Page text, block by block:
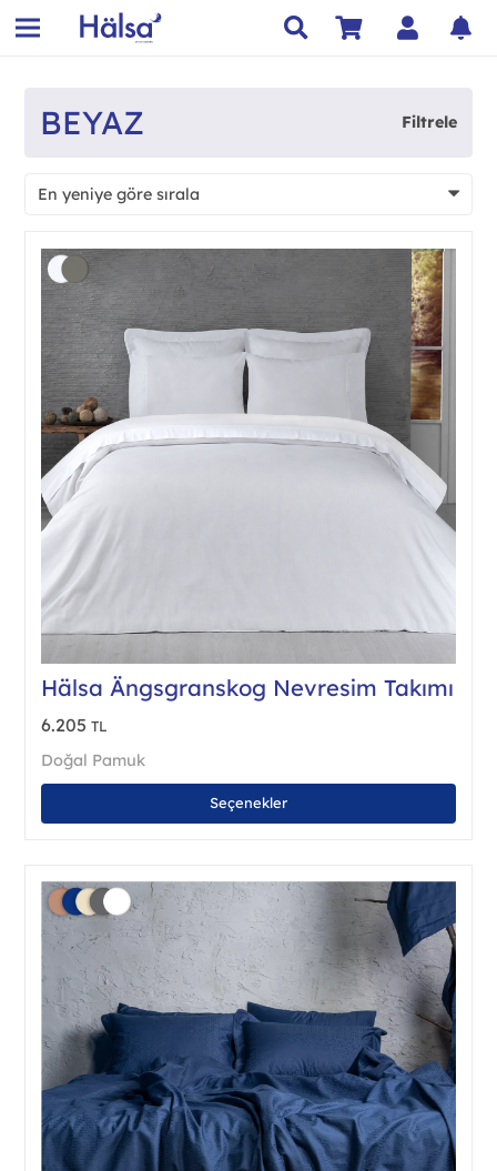
BEYAZ Filtrele
Hälsa Ängsgranskog Nevresim Takımı
6.205 TL
Doğal Pamuk
Seçenekler
Bu
ürün